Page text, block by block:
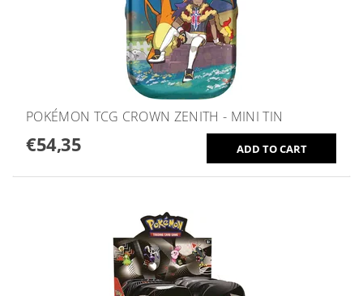
POKÉMON TCG CROWN ZENITH - MINI TIN
€54,35